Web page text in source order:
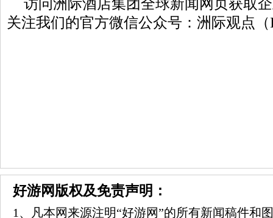
访问洲际酒店集团全球新闻网页获取
关注我们的官方微信公众号：洲际观点
好游网版权及免责声明：
1、凡本网来源注明“好游网”的所有新闻稿件和